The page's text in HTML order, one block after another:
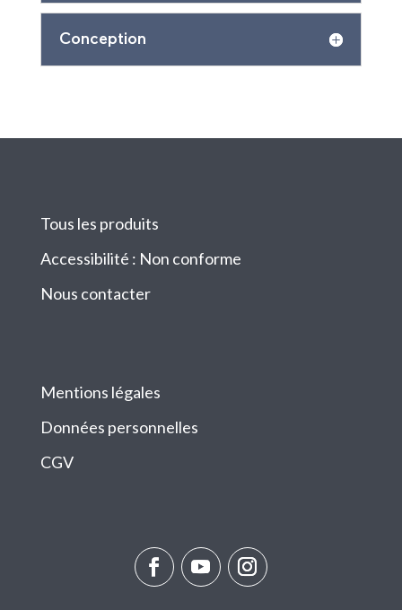
Conception
Tous les produits
Accessibilité : Non conforme
Nous contacter
Mentions légales
Données personnelles
CGV